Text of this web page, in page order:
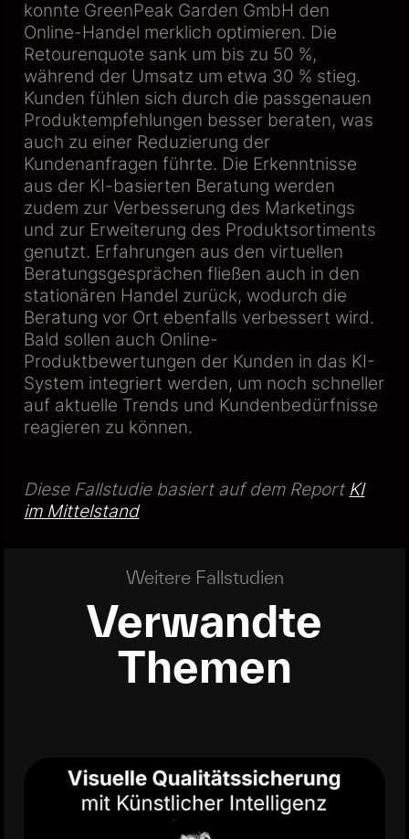
konnte GreenPeak Garden GmbH den
Online-Handel merklich optimieren. Die
Retourenquote sank um bis zu 50 %,
während der Umsatz um etwa 30 % stieg.
Kunden fühlen sich durch die passgenauen
Produktempfehlungen besser beraten, was
auch zu einer Reduzierung der
Kundenanfragen führte. Die Erkenntnisse
aus der KI-basierten Beratung werden
zudem zur Verbesserung des Marketings
und zur Erweiterung des Produktsortiments
genutzt. Erfahrungen aus den virtuellen
Beratungsgesprächen fließen auch in den
stationären Handel zurück, wodurch die
Beratung vor Ort ebenfalls verbessert wird.
Bald sollen auch Online-
Produktbewertungen der Kunden in das KI-
System integriert werden, um noch schneller
auf aktuelle Trends und Kundenbedürfnisse
reagieren zu können.
Diese Fallstudie basiert auf dem Report KI
im Mittelstand
Weitere Fallstudien
Verwandte
Themen